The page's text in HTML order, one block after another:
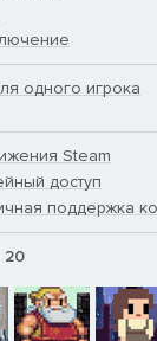
одного игрока
Steam
доступ
поддержка
20